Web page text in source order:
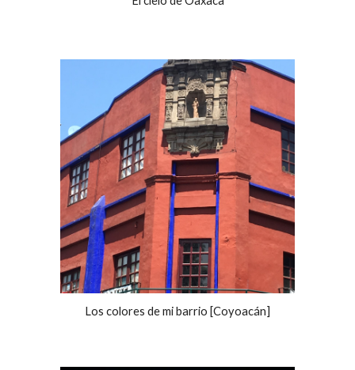
Los colores de mi barrio [Coyoacán]